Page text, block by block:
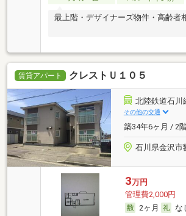
最上階・デザイナーズ物件・高齢者
賃貸アパート クレストＵ１０５
北陸鉄道石川
その他の交通
築34年6ヶ月 / 2
石川県金沢市
3万円
管理費2,000円
2ヶ月
な